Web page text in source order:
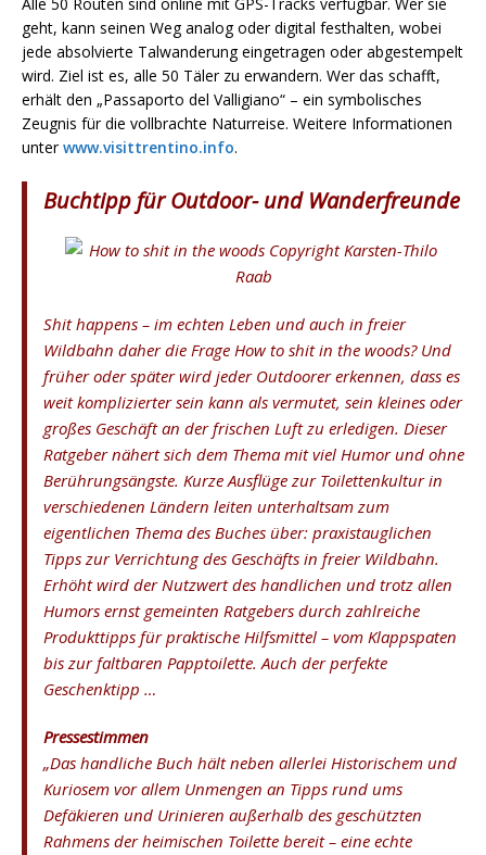
geht, kann seinen Weg analog oder digital festhalten, wobei
jede absolvierte Talwanderung eingetragen oder abgestempelt
wird. Ziel ist es, alle 50 Täler zu erwandern. Wer das schafft,
erhält den „Passaporto del Valligiano“ – ein symbolisches
Zeugnis für die vollbrachte Naturreise. Weitere Informationen
unterwww.visittrentino.info.
Buchtipp für Outdoor- und Wanderfreunde
Shit happens – im echten Leben und auch in freier
Wildbahn daher die Frage How to shit in the woods?Und
früher oder später wird jeder Outdoorer erkennen, dass es
weit komplizierter sein kann als vermutet, sein kleines oder
großes Geschäft an der frischen Luft zu erledigen. Dieser
Ratgeber nähert sich dem Thema mit viel Humor und ohne
Berührungsängste. Kurze Ausflüge zur Toilettenkultur in
verschiedenen Ländern leiten unterhaltsam zum
eigentlichen Thema des Buches über: praxistauglichen
Tipps zur Verrichtung des Geschäfts in freier Wildbahn.
Erhöht wird der Nutzwert des handlichen und trotz allen
Humors ernst gemeinten Ratgebers durch zahlreiche
Produkttipps für praktische Hilfsmittel – vom Klappspaten
bis zur faltbaren Papptoilette. Auch der perfekte
Geschenktipp …
Pressestimmen
„Das handliche Buch hält neben allerlei Historischem und
Kuriosem vor allem Unmengen an Tipps rund ums
Defäkieren und Urinieren außerhalb des geschützten
Rahmens der heimischen Toilette bereit – eine echte